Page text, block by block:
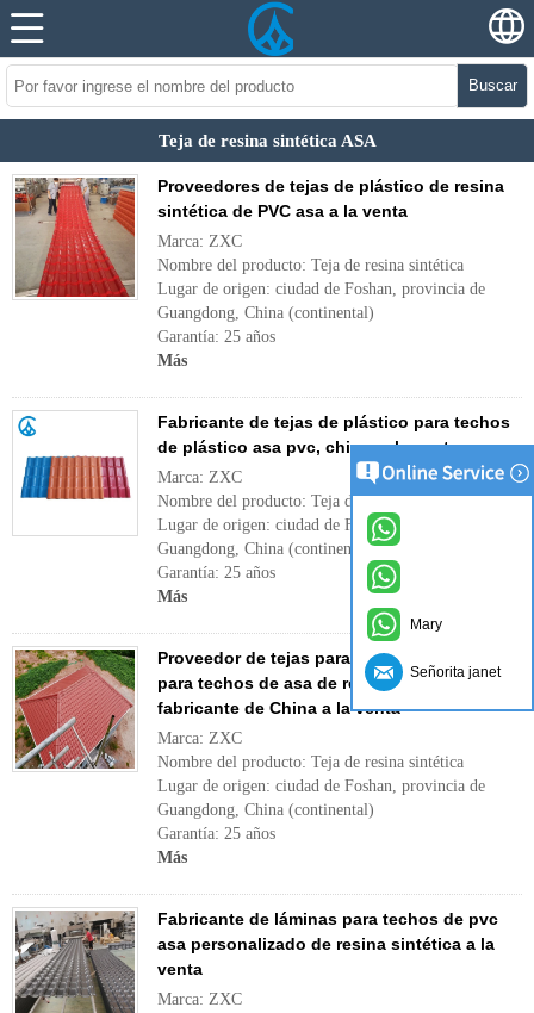
Buscar
Teja de resina sintética ASA
Proveedores de tejas de plástico de resina
sintética de PVC asa a la venta
Marca: ZXC
Nombre del producto: Teja de resina sintética
Lugar de origen: ciudad de Foshan, provincia de
Guangdong, China (continental)
Garantía: 25 años
Más
Fabricante de tejas de plástico para techos
de plástico asa pvc, china, a la venta
Marca: ZXC
Nombre del producto: Teja de resina sintética
Lugar de origen: ciudad de Foshan, provincia de
Guangdong, China (continental)
Garantía: 25 años
Más
Proveedor de tejas para techos de láminas
para techos de asa de resina sintética,
fabricante de China a la venta
Marca: ZXC
Nombre del producto: Teja de resina sintética
Lugar de origen: ciudad de Foshan, provincia de
Guangdong, China (continental)
Garantía: 25 años
Más
Fabricante de láminas para techos de pvc
asa personalizado de resina sintética a la
venta
Marca: ZXC
Mary
Señorita janet